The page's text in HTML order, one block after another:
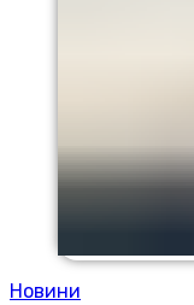
Новини